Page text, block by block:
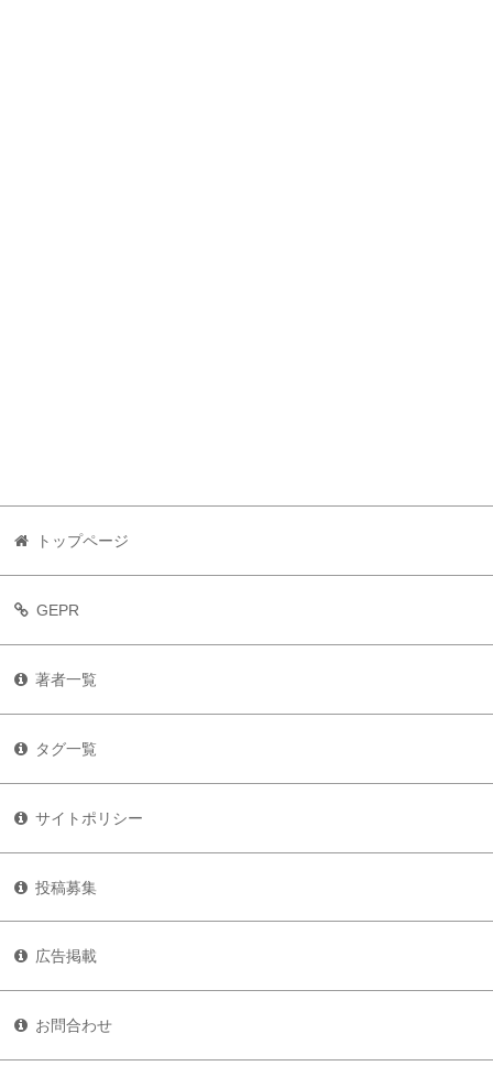
トップページ
GEPR
著者一覧
タグ一覧
サイトポリシー
投稿募集
広告掲載
お問合わせ